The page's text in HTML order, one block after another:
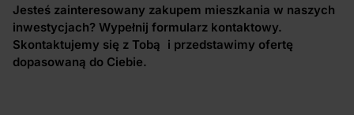
Jesteś zainteresowany zakupem mieszkania w naszych
inwestycjach? Wypełnij formularz kontaktowy.
Skontaktujemy się z Tobą i przedstawimy ofertę
dopasowaną do Ciebie.